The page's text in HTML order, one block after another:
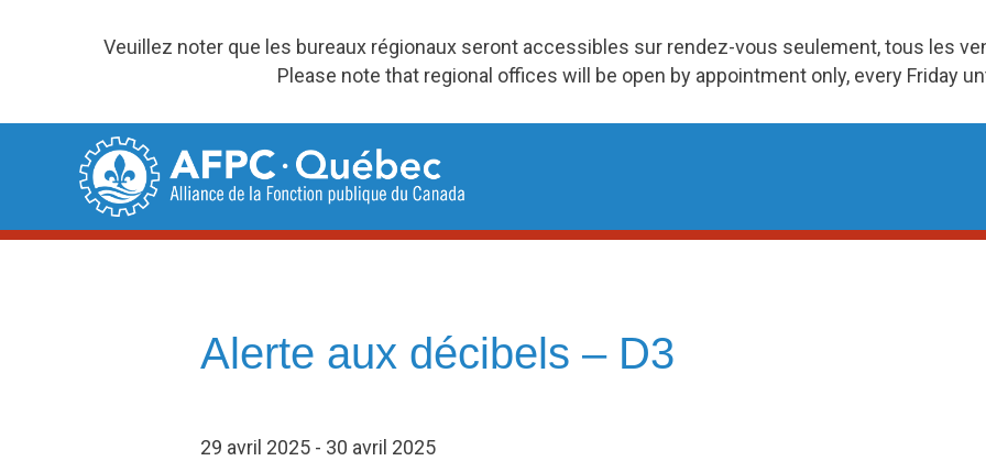
Veuillez noter que les bureaux régionaux seront accessibles sur rendez-vous seulement, tous les
Please note that regional offices will be open by appointment only, every Friday
Alerte aux décibels – D3
29 avril 2025 - 30 avril 2025